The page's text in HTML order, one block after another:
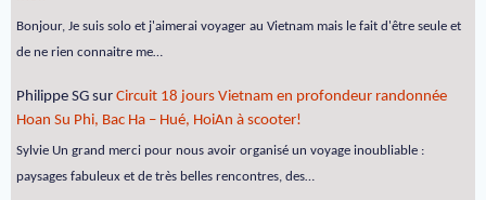
Bonjour, Je suis solo et j'aimerai voyager au Vietnam mais le fait d'être seule et
de ne rien connaitre me…
Philippe SG sur Circuit 18 jours Vietnam en profondeur randonnée
Hoan Su Phi, Bac Ha – Hué, HoiAn à scooter!
Sylvie Un grand merci pour nous avoir organisé un voyage inoubliable :
paysages fabuleux et de très belles rencontres, des…